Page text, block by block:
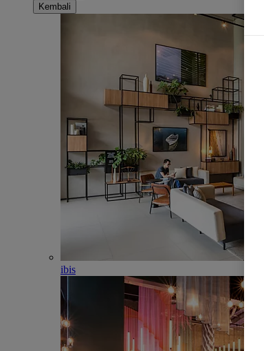
Kembali
ibis